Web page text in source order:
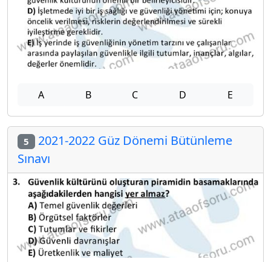
A B C D E
5 2021-2022 Güz Dönemi Bütünleme
Sınavı